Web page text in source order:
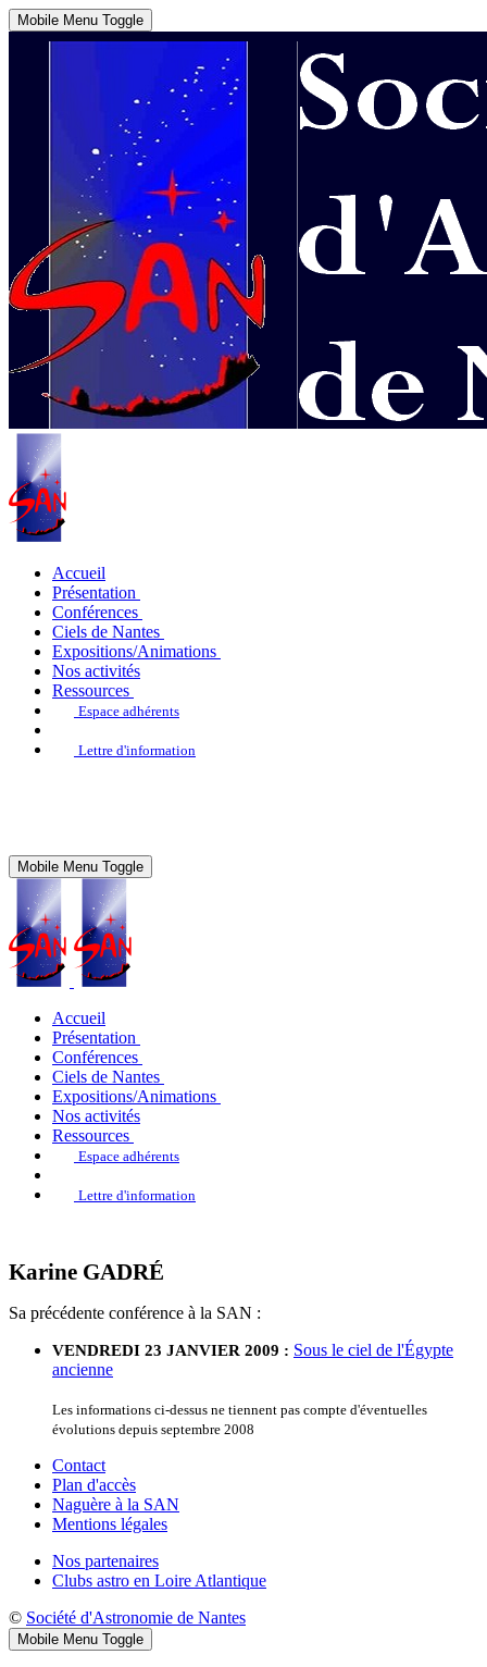
Mobile Menu Toggle
Accueil
Présentation
Conférences
Ciels de Nantes
Expositions/Animations
Nos activités
Ressources
Espace adhérents
Lettre d'information
Mobile Menu Toggle
Accueil
Présentation
Conférences
Ciels de Nantes
Expositions/Animations
Nos activités
Ressources
Espace adhérents
Lettre d'information
Karine GADRÉ
Sa précédente conférence à la SAN :
VENDREDI 23 JANVIER 2009 : Sous le ciel de l'Égypte
ancienne
Les informations ci-dessus ne tiennent pas compte d'éventuelles
évolutions depuis septembre 2008
Contact
Plan d'accès
Naguère à la SAN
Mentions légales
Nos partenaires
Clubs astro en Loire Atlantique
© Société d'Astronomie de Nantes
Mobile Menu Toggle